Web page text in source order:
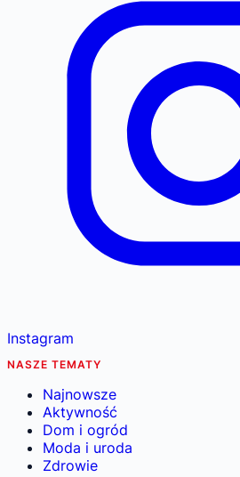
Instagram
NASZE TEMATY
Najnowsze
Aktywność
Dom i ogród
Moda i uroda
Zdrowie